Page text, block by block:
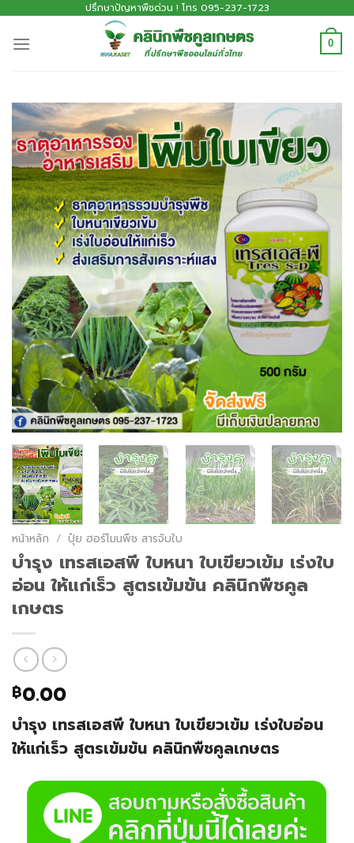
ปรึกษาปัญหาพืชด่วน ! โทร 095-237-1723
0
หน้าหลัก / ปุ๋ย ฮอร์โมนพืช สารจับใบ
บำรุง เทรสเอสพี ใบหนา ใบเขียวเข้ม เร่งใบ
อ่อน ให้แก่เร็ว สูตรเข้มข้น คลินิกพืชคูล
เกษตร
฿0.00
บำรุง เทรสเอสพี ใบหนา ใบเขียวเข้ม เร่งใบอ่อน
ให้แก่เร็ว สูตรเข้มข้น คลินิกพืชคูลเกษตร